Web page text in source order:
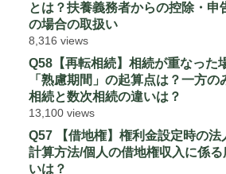
とは？扶養義務者からの控除・申
の場合の取扱い
8,316 views
Q58【再転相続】相続が重なった
「熟慮期間」の起算点は？一方
相続と数次相続の違いは？
13,100 views
Q57 【借地権】権利金設定時の法
計算方法/個人の借地権収入に係
いは？